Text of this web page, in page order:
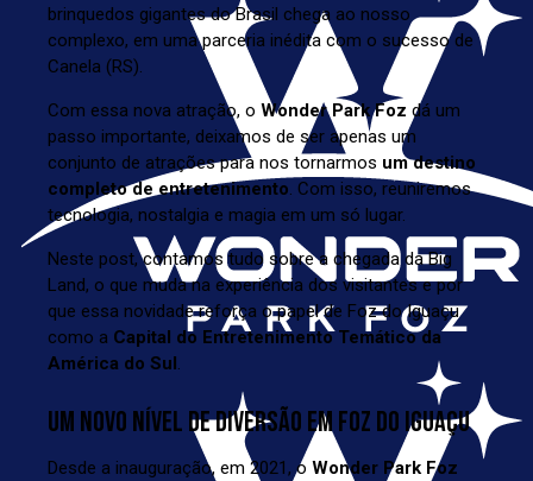
brinquedos gigantes do Brasil chega ao nosso
complexo, em uma parceria inédita com o sucesso de
Canela (RS).
Com essa nova atração, o Wonder Park Foz dá um
passo importante, deixamos de ser apenas um
conjunto de atrações para nos tornarmos um destino
completo de entretenimento . Com isso, reuniremos
tecnologia, nostalgia e magia em um só lugar.
Neste post, contamos tudo sobre a chegada da Big
Land, o que muda na experiência dos visitantes e por
que essa novidade reforça o papel de Foz do Iguaçu
como a Capital do Entretenimento Temático da
América do Sul
UM NOVO NÍVEL DE DIVERSÃO EM FOZ DO IGUAÇU
Desde a inauguração, em 2021, o Wonder Park Foz